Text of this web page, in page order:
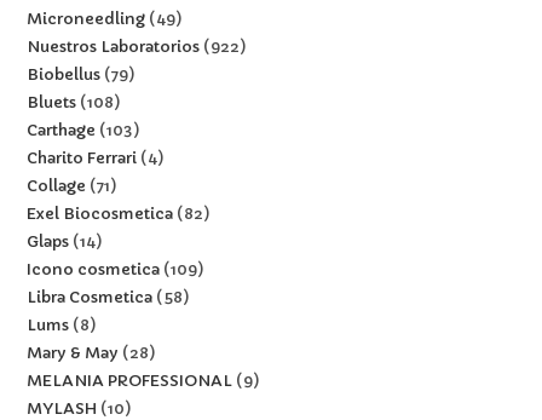
Microneedling 49
Nuestros Laboratorios 922
Biobellus 79
Bluets 108
Carthage
103
Charito Ferrari 4
Collage
71
Exel Biocosmetica 82
Glaps 14
Icono cosmetica 109
Libra Cosmetica 58
Lums 8
Mary & May
28
MELANIA PROFESSIONAL 9
MYLASH
10